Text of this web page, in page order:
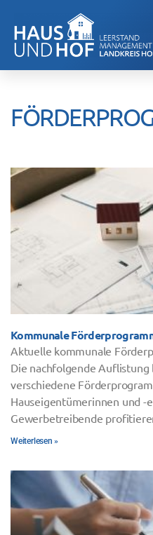
Kommunale
Aktuelle kommunale
Die nachfolgende
verschiedene
Hauseigentümerinnen und -
Gewerbetreibende
Weiterlesen »